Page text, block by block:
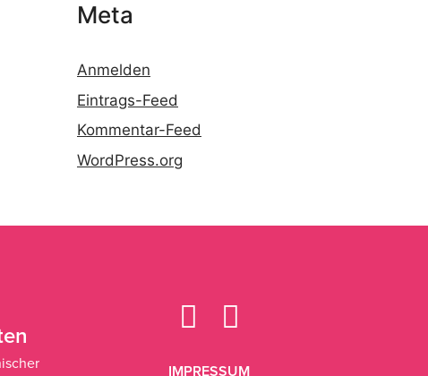
Meta
Anmelden
Eintrags-Feed
Kommentar-Feed
WordPress.org
IMPRESSUM